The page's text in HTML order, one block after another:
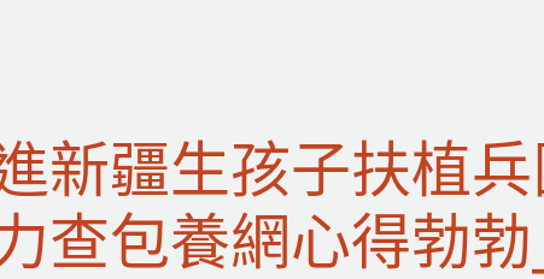
新疆生孩子扶植
查包養網心得勃